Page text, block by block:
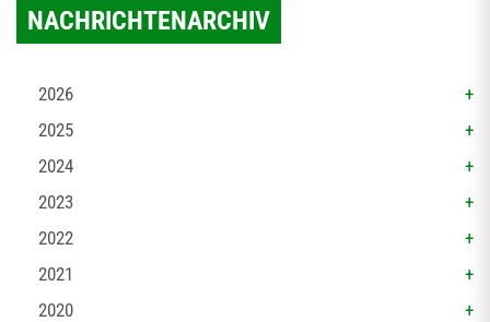
NACHRICHTENARCHIV
2026
2025
2024
2023
2022
2021
2020